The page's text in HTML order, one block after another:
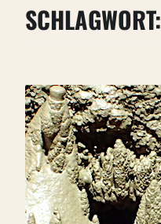
SCHLAGWORT: